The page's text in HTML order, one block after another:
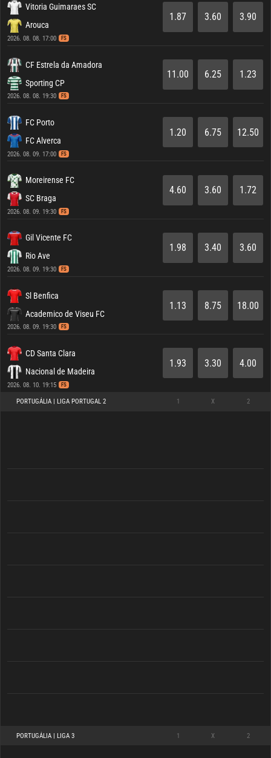
Vitoria Guimaraes SC
Arouca
2026. 08. 08. 17:00 FS
1.87 3.60 3.90
CF Estrela da Amadora
Sporting CP
2026. 08. 08. 19:30 FS
11.00 6.25 1.23
FC Porto
FC Alverca
2026. 08. 09. 17:00 FS
1.20 6.75 12.50
Moreirense FC
SC Braga
2026. 08. 09. 19:30 FS
4.60 3.60 1.72
Gil Vicente FC
Rio Ave
2026. 08. 09. 19:30 FS
1.98 3.40 3.60
Sl Benfica
Academico de Viseu FC
2026. 08. 09. 19:30 FS
1.13 8.75 18.00
CD Santa Clara
Nacional de Madeira
2026. 08. 10. 19:15 FS
1.93 3.30 4.00
PORTUGÁLIA | LIGA PORTUGAL 2 1 X 2
PORTUGÁLIA | LIGA 3 1 X 2